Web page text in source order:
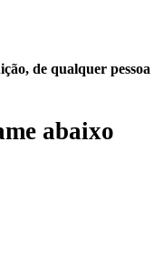
de qualquer
abaixo